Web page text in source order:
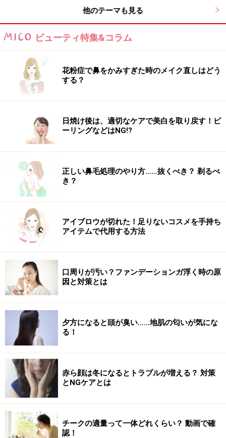
ちなみに、発表会でのデモンストレーションを拝見した
ことですが、例えば比較的オーソドックスなピンクベー
ジュのリップ。これに、バイオレット（PR 050）を口角
から中央に向けてのせると上品で落ち着いた感じに。今
度は、イエロー（YL 030）を中央から口角にのばすと、
明るくかわいい雰囲気に。
また、リップ同士だけはなく、グロスとも相性がイイと
に見えがちな口角に、グリーン（GR 060）をプラスする
ことで、グロスのツヤ感を残しながらもクールな印象
に。まだまだ、いろいろな使いこなし術がありそうで
す。さらに、買ったものの付けてみたら似合わなくて“お
蔵入り”になってしまったリップ。誰もが1本や2本あると
思いますが、この子達の救世主的な存在にもなってくれ
ることも間違いなし！ です。
【商品お問合せ先】
シュウ ウエムラ
03-6911-8560
＜関連リンク＞
ガイドが試したポイントメイクコスメ記事＜口紅・グロ
※記事内容は執筆時点のものです。最新の内容をご確認くださ
い。
※個人の体質、また、誤った方法による実践に起因して肌荒れや
不調を引き起こす場合があります。実践の際には、必ず自身の体
また、全ての方への有効性を保証するものではありません。
他のテーマも見る
ビューティ特集&コラム
花粉症で鼻をかみすぎた時のメイク直しはどう
する？
日焼け後は、適切なケアで美白を取り戻す！ピ
ーリングなどはNG!?
正しい鼻毛処理のやり方……抜くべき？ 剃るべ
き？
アイブロウが切れた！足りないコスメを手持ち
アイテムで代用する方法
口周りが汚い？ファンデーションガ浮く時の原
因と対策とは
夕方になると頭が臭い……地肌の匂いが気にな
る！
赤ら顔は冬になるとトラブルが増える？ 対策
とNGケアとは
チークの適量って一体どれくらい？ 動画で確
認！